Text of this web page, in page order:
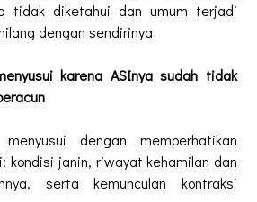
tidak diketahui dan umum terjadi
dengan sendirinya
karena ASInya sudah tidak
dengan memperhatikan
kondisi janin, riwayat kehamilan dan
serta kemunculan kontraksi